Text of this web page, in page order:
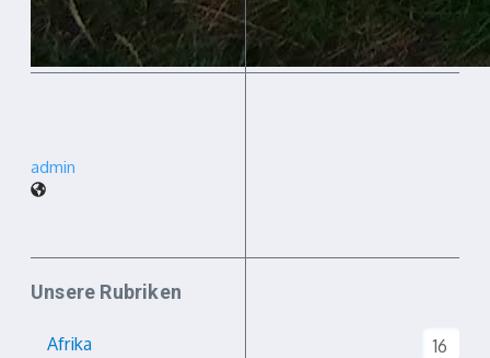
admin
Unsere Rubriken
Afrika
16